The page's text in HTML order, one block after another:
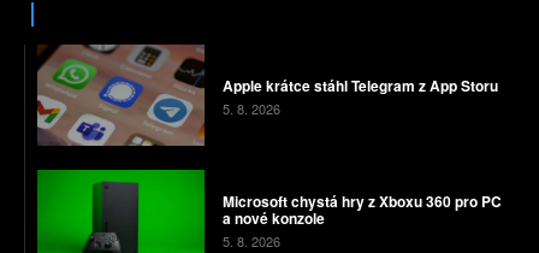
Apple krátce stáhl Telegram z App Storu
5. 8. 2026
Microsoft chystá hry z Xboxu 360 pro PC
a nové konzole
5. 8. 2026